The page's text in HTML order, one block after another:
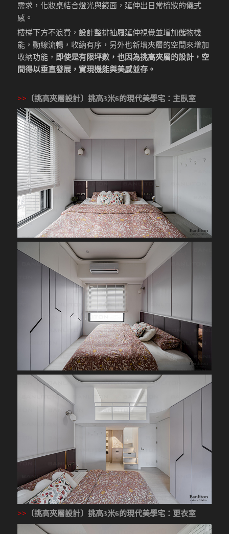
需求，化妝桌結合燈光與鏡面，延伸出日常梳妝的儀式
感。
樓梯下方不浪費，設計整排抽屜延伸視覺並增加儲物機
能，動線流暢，收納有序，另外也新增夾層的空間來增加
收納功能， 即使是有限坪數，也因為挑高夾層的設計，空
間得以垂直發展，實現機能與美感並存。
>> 〔挑高夾層設計〕挑高3米6的現代美學宅 ：主臥室
>> 〔挑高夾層設計〕挑高3米6的現代美學宅 ：更衣室